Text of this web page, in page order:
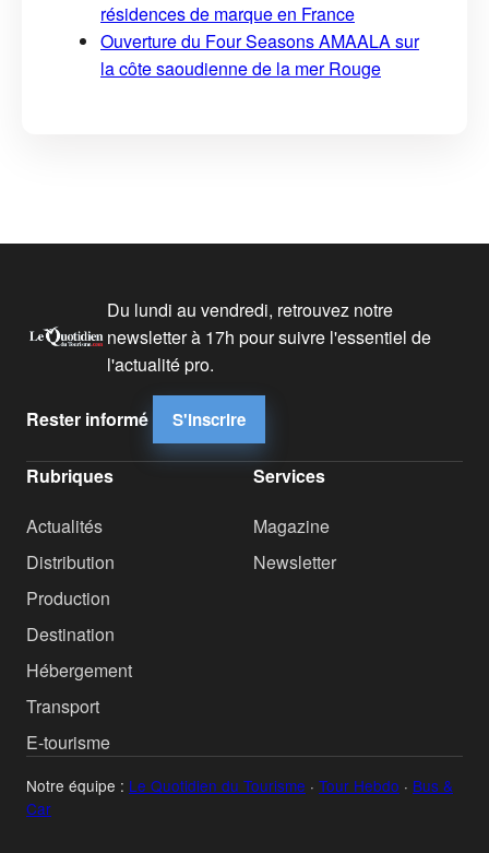
résidences de marque en France
Ouverture du Four Seasons AMAALA sur
la côte saoudienne de la mer Rouge
Du lundi au vendredi, retrouvez notre
newsletter à 17h pour suivre l'essentiel de
l'actualité pro.
Rester informé S'inscrire
Rubriques
Actualités
Distribution
Production
Destination
Hébergement
Transport
E-tourisme
Services
Magazine
Newsletter
Notre équipe : Le Quotidien du Tourisme · Tour Hebdo · Bus &
Car